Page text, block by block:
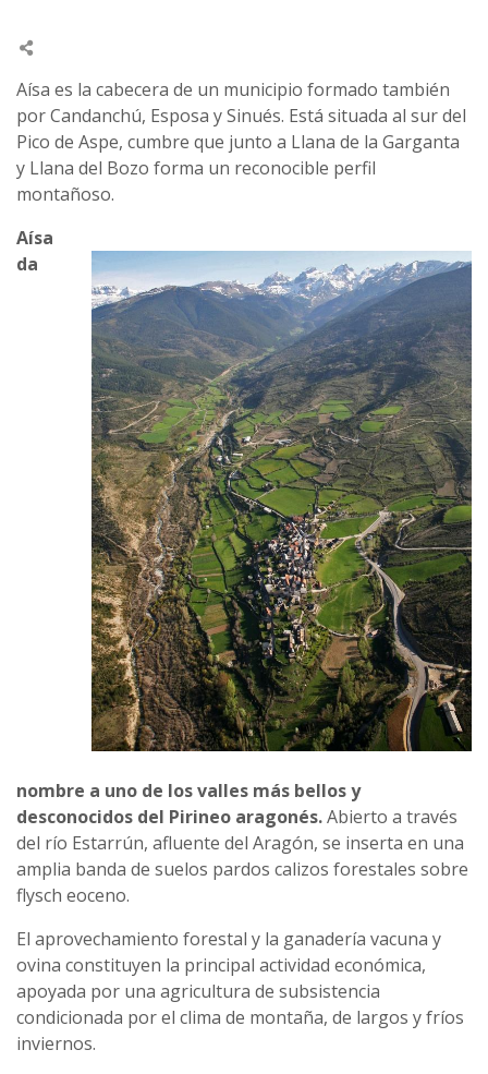
Aísa es la cabecera de un municipio formado también
por Candanchú, Esposa y Sinués. Está situada al sur del
Pico de Aspe, cumbre que junto a Llana de la Garganta
y Llana del Bozo forma un reconocible perfil
montañoso.
Aísa
da
nombre a uno de los valles más bellos y
desconocidos del Pirineo aragonés.Abierto a través
del río Estarrún, afluente del Aragón, se inserta en una
amplia banda de suelos pardos calizos forestales sobre
flysch eoceno.
El aprovechamiento forestal y la ganadería vacuna y
ovina constituyen la principal actividad económica,
apoyada por una agricultura de subsistencia
condicionada por el clima de montaña, de largos y fríos
inviernos.